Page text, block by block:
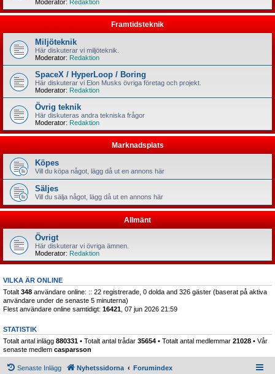
Moderator: Redaktion
Framtidsteknik
Miljöteknik
Här diskuterar vi miljöteknik.
Moderator: Redaktion
SpaceX / HyperLoop / Boring
Här diskuterar vi Elon Musks övriga företag och projekt.
Moderator: Redaktion
Övrig teknik
Här diskuteras andra tekniska frågor
Moderator: Redaktion
Marknadsplats
Köpes
Vill du köpa något, lägg då ut en annons här
Säljes
Vill du sälja något, lägg då ut en annons här
Allmänt
Övrigt
Här diskuterar vi övriga ämnen.
Moderator: Redaktion
VILKA ÄR ONLINE
Totalt 348 användare online: :: 22 registrerade, 0 dolda and 326 gäster (baserat på aktiva
användare under de senaste 5 minuterna)
Flest användare online samtidigt: 16421 , 07 jun 2026 21:59
STATISTIK
Totalt antal inlägg 880331 • Totalt antal trådar 35654 • Totalt antal medlemmar 21028 • Vår
senaste medlem casparsson
Senaste Inlägg Nyhetssidorna Forumindex